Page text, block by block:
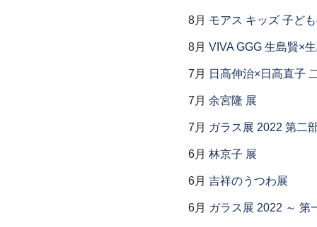
8月 モアス キッズ 子ど
8月 VIVA GGG 生島賢×
7月 日高伸治×日高直子
7月 余宮隆 展
7月 ガラス展 2022 第二
6月 林京子 展
6月 吉祥のうつわ展
6月 ガラス展 2022 ～ 第